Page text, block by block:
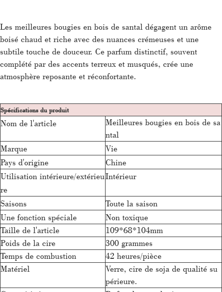
Les meilleures bougies en bois de santal dégagent un arôme
boisé chaud et riche avec des nuances crémeuses et une
subtile touche de douceur. Ce parfum distinctif, souvent
complété par des accents terreux et musqués, crée une
atmosphère reposante et réconfortante.
Spécifications du produit
Nom de l'article
Meilleures bougies en bois de sa
ntal
Marque
Vie
Pays d'origine
Chine
Utilisation intérieure/extérieu
re
Intérieur
Saisons
Toute la saison
Une fonction spéciale
Non toxique
Taille de l'article
109*68*104mm
Poids de la cire
300 grammes
Temps de combustion
42 heures/pièce
Matériel
Verre, cire de soja de qualité su
périeure.